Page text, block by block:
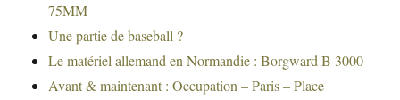
75MM
Une partie de baseball ?
Le matériel allemand en Normandie : Borgward B 3000
Avant & maintenant : Occupation – Paris – Place